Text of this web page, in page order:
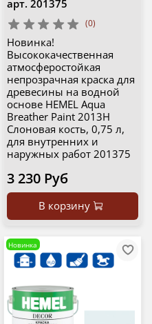
арт. 201375
(0)
Новинка!
Высококачественная
атмосферостойкая
непрозрачная краска для
древесины на водной
основе HEMEL Aqua
Breather Paint 2013H
Слоновая кость, 0,75 л,
для внутренних и
наружных работ 201375
3 230 Руб
В корзину
Новинка